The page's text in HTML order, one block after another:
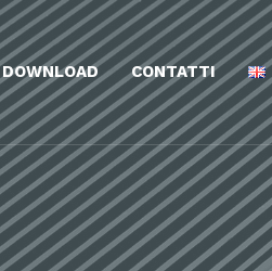
DOWNLOAD CONTATTI